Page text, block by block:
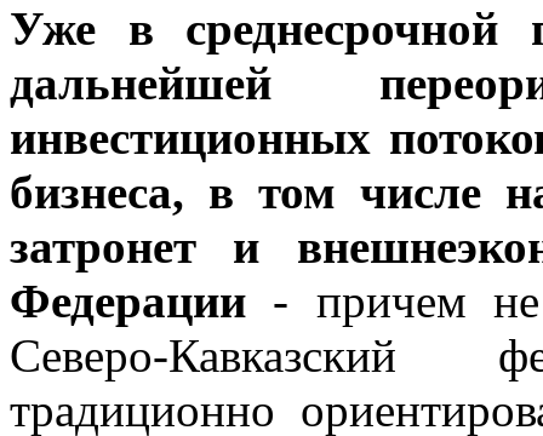
Уже в среднесрочной
дальнейшей
инвестиционных
бизнеса, в том числе
затронет и
Федерации - причем
Северо-Кавказский
традиционно